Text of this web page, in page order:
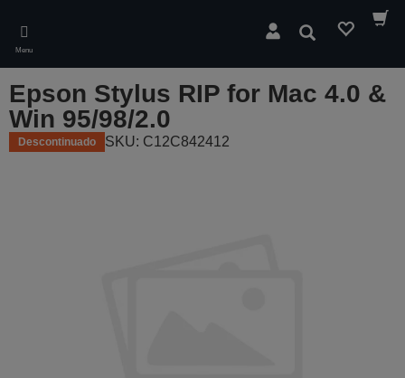
main
content
Menu
Pesquisar
Epson Stylus RIP for Mac 4.0 &
Win 95/98/2.0
Descontinuado SKU: C12C842412